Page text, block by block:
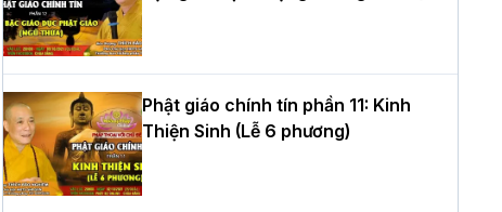
Học yêu thương trong ngày tu tập thứ
tư của Khóa sinh hoạt Phật pháp mùa
hè tại chùa Bằng
HT.Thích Thọ Lạc được suy cử làm tân
Trưởng BTS GHPGVN tỉnh Nghệ An
Phật giáo chính tín phần 11: Kinh
Thiện Sinh (Lễ 6 phương)